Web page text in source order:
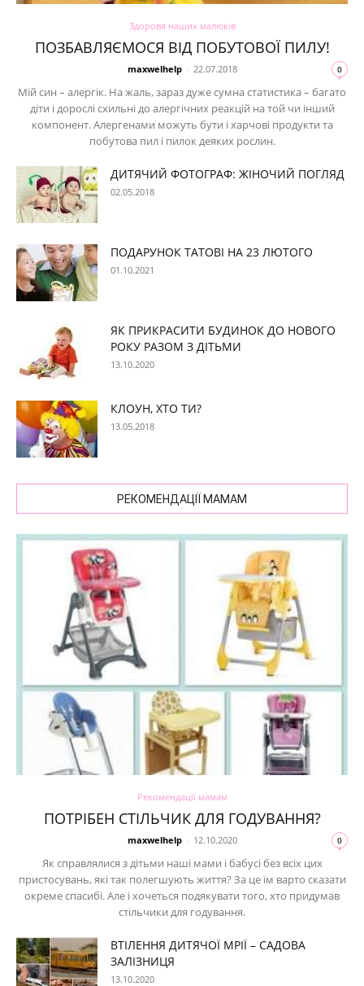
Здоровя наших малюків
ПОЗБАВЛЯЄМОСЯ ВІД ПОБУТОВОЇ ПИЛУ!
maxwelhelp - 22.07.2018 0
Мій син – алергік. На жаль, зараз дуже сумна статистика – багато
діти і дорослі схильні до алергічних реакцій на той чи інший
компонент. Алергенами можуть бути і харчові продукти та
побутова пил і пилок деяких рослин.
ДИТЯЧИЙ ФОТОГРАФ: ЖІНОЧИЙ ПОГЛЯД
02.05.2018
ПОДАРУНОК ТАТОВІ НА 23 ЛЮТОГО
01.10.2021
ЯК ПРИКРАСИТИ БУДИНОК ДО НОВОГО
РОКУ РАЗОМ З ДІТЬМИ
13.10.2020
КЛОУН, ХТО ТИ?
13.05.2018
РЕКОМЕНДАЦІЇ МАМАМ
Рекомендації мамам
ПОТРІБЕН СТІЛЬЧИК ДЛЯ ГОДУВАННЯ?
maxwelhelp - 12.10.2020 0
Як справлялися з дітьми наші мами і бабусі без всіх цих
пристосувань, які так полегшують життя? За це їм варто сказати
окреме спасибі. Але і хочеться подякувати того, хто придумав
стільчики для годування.
ВТІЛЕННЯ ДИТЯЧОЇ МРІЇ – САДОВА
ЗАЛІЗНИЦЯ
13.10.2020